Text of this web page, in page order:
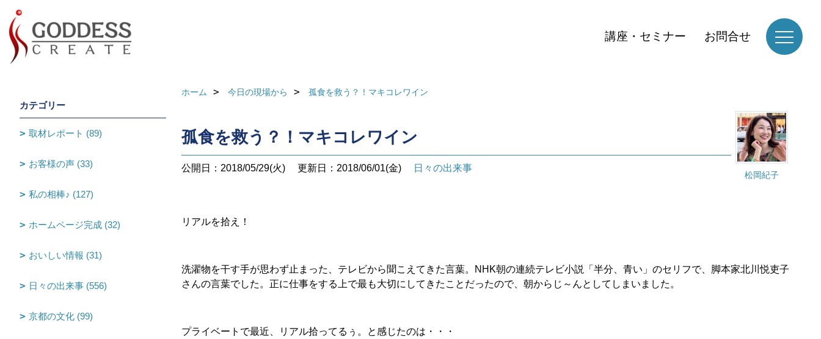
講座・セミナー お問合せ
ホーム 今日の現場から 孤食を救う？！マキコレワイン
松岡紀子
孤食を救う？！マキコレワイン
公開日：2018/05/29(火) 更新日：2018/06/01(金) 日々の出来事
リアルを拾え！
洗濯物を干す手が思わず止まった、テレビから聞こえてきた言葉。NHK朝の連続テレビ小説「半分、青い」のセリフで、脚本家北川悦吏子
さんの言葉でした。正に仕事をする上で最も大切にしてきたことだったので、朝からじ～んとしてしまいました。
プライベートで最近、リアル拾ってるぅ。と感じたのは・・・
カテゴリー
取材レポート (89)
お客様の声 (33)
私の相棒♪ (127)
ホームページ完成 (32)
おいしい情報 (31)
日々の出来事 (556)
京都の文化 (99)